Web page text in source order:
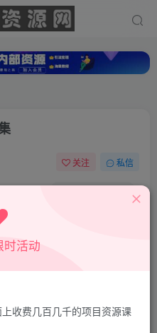
关注 私信
0 38 15
时活动
收费几百几千的项目资源课